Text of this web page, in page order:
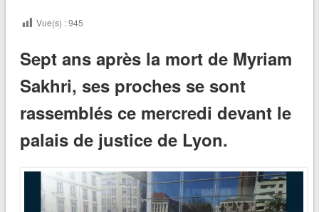
Vue(s) :945
Sept ans après la mort de Myriam
Sakhri, ses proches se sont
rassemblés ce mercredi devant le
palais de justice de Lyon.